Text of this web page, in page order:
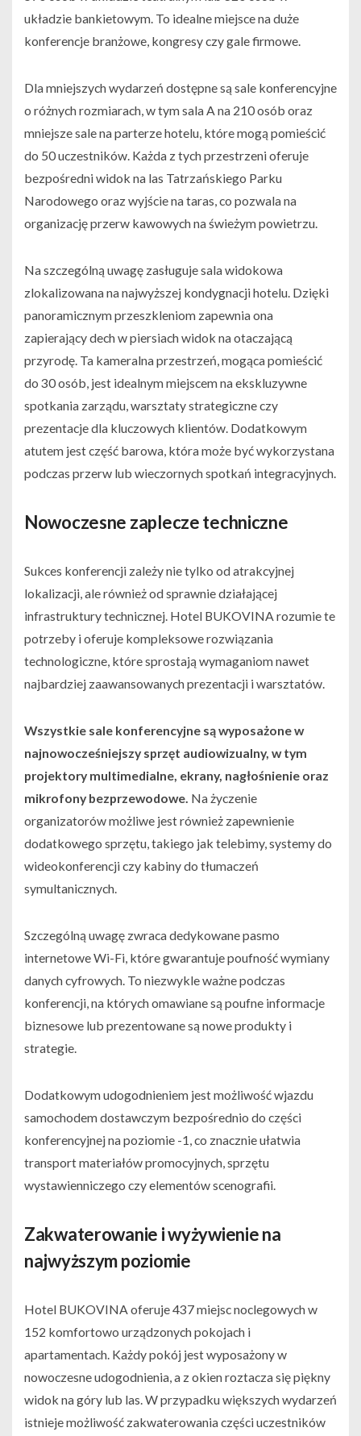
układzie bankietowym. To idealne miejsce na duże
konferencje branżowe, kongresy czy gale firmowe.
Dla mniejszych wydarzeń dostępne są sale konferencyjne
o różnych rozmiarach, w tym sala A na 210 osób oraz
mniejsze sale na parterze hotelu, które mogą pomieścić
do 50 uczestników. Każda z tych przestrzeni oferuje
bezpośredni widok na las Tatrzańskiego Parku
Narodowego oraz wyjście na taras, co pozwala na
organizację przerw kawowych na świeżym powietrzu.
Na szczególną uwagę zasługuje sala widokowa
zlokalizowana na najwyższej kondygnacji hotelu. Dzięki
panoramicznym przeszkleniom zapewnia ona
zapierający dech w piersiach widok na otaczającą
przyrodę. Ta kameralna przestrzeń, mogąca pomieścić
do 30 osób, jest idealnym miejscem na ekskluzywne
spotkania zarządu, warsztaty strategiczne czy
prezentacje dla kluczowych klientów. Dodatkowym
atutem jest część barowa, która może być wykorzystana
podczas przerw lub wieczornych spotkań integracyjnych.
Nowoczesne zaplecze techniczne
Sukces konferencji zależy nie tylko od atrakcyjnej
lokalizacji, ale również od sprawnie działającej
infrastruktury technicznej. Hotel BUKOVINA rozumie te
potrzeby i oferuje kompleksowe rozwiązania
technologiczne, które sprostają wymaganiom nawet
najbardziej zaawansowanych prezentacji i warsztatów.
Wszystkie sale konferencyjne są wyposażone w
najnowocześniejszy sprzęt audiowizualny, w tym
projektory multimedialne, ekrany, nagłośnienie oraz
mikrofony bezprzewodowe. Na życzenie
organizatorów możliwe jest również zapewnienie
dodatkowego sprzętu, takiego jak telebimy, systemy do
wideokonferencji czy kabiny do tłumaczeń
symultanicznych.
Szczególną uwagę zwraca dedykowane pasmo
internetowe Wi-Fi, które gwarantuje poufność wymiany
danych cyfrowych. To niezwykle ważne podczas
konferencji, na których omawiane są poufne informacje
biznesowe lub prezentowane są nowe produkty i
strategie.
Dodatkowym udogodnieniem jest możliwość wjazdu
samochodem dostawczym bezpośrednio do części
konferencyjnej na poziomie -1, co znacznie ułatwia
transport materiałów promocyjnych, sprzętu
wystawienniczego czy elementów scenografii.
Zakwaterowanie i wyżywienie na
najwyższym poziomie
Hotel BUKOVINA oferuje 437 miejsc noclegowych w
152 komfortowo urządzonych pokojach i
apartamentach. Każdy pokój jest wyposażony w
nowoczesne udogodnienia, a z okien roztacza się piękny
widok na góry lub las. W przypadku większych wydarzeń
istnieje możliwość zakwaterowania części uczestników